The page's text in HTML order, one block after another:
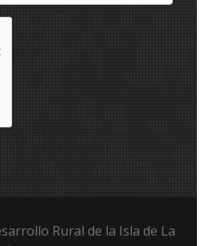
Rural de la Isla de La